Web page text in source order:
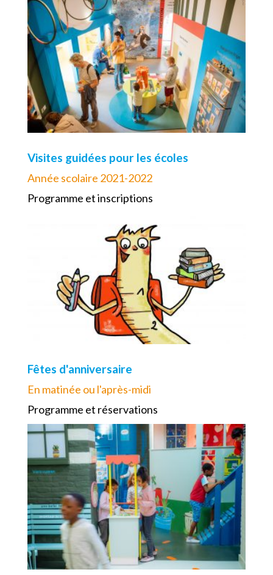
Visites guidées pour les écoles
Année scolaire 2021-2022
Programme et inscriptions
Fêtes d'anniversaire
En matinée ou l'après-midi
Programme et réservations